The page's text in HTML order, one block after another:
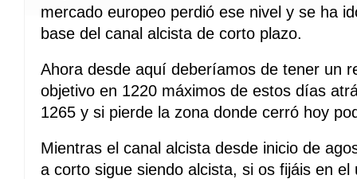
mercado europeo perdió ese nivel y se ha
base del canal alcista de corto plazo.
Ahora desde aquí deberíamos de tener un
objetivo en 1220 máximos de estos días
1265 y si pierde la zona donde cerró hoy
Mientras el canal alcista desde inicio de
a corto sigue siendo alcista, si os fijáis en